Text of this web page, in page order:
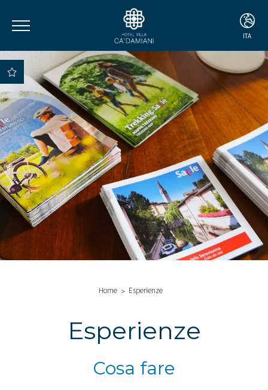
ITA
ENG
DEU
Vantaggio 1 Vantaggio
Vantaggio
Vantaggio 2
Vantaggio 3
Home Esperienze
Esperienze
Cosa fare